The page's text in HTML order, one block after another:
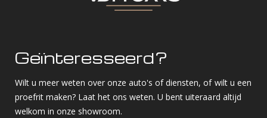
Geïnteresseerd?
Wilt u meer weten over onze auto's of diensten, of wilt u een
proefrit maken? Laat het ons weten. U bent uiteraard altijd
welkom in onze showroom.